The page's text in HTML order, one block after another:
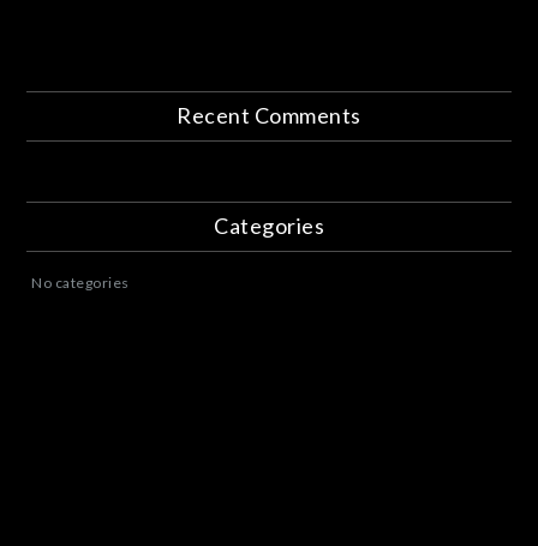
Recent Comments
Categories
No categories